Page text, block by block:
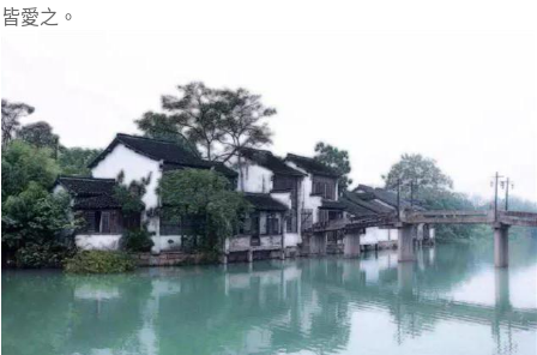
皆愛之。